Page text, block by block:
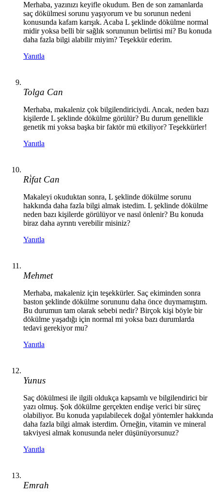
Merhaba, yazınızı keyifle okudum. Ben de son zamanlarda
saç dökülmesi sorunu yaşıyorum ve bu sorunun nedeni
konusunda kafam karışık. Acaba L şeklinde dökülme normal
midir yoksa belli bir sağlık sorununun belirtisi mi? Bu konuda
daha fazla bilgi alabilir miyim? Teşekkür ederim.
Yanıtla
Tolga Can
Merhaba, makaleniz çok bilgilendiriciydi. Ancak, neden bazı
kişilerde L şeklinde dökülme görülür? Bu durum genellikle
genetik mi yoksa başka bir faktör mü etkiliyor? Teşekkürler!
Yanıtla
Ri̇fat Can
Makaleyi okuduktan sonra, L şeklinde dökülme sorunu
hakkında daha fazla bilgi almak istedim. L şeklinde dökülme
neden bazı kişilerde görülüyor ve nasıl önlenir? Bu konuda
biraz daha ayrıntı verebilir misiniz?
Yanıtla
Mehmet
Merhaba, makaleniz için teşekkürler. Saç ekiminden sonra
baston şeklinde dökülme sorununu daha önce duymamıştım.
Bu durumun tam olarak sebebi nedir? Birçok kişi böyle bir
dökülme yaşadığı için normal mi yoksa bazı durumlarda
tedavi gerekiyor mu?
Yanıtla
Yunus
Saç dökülmesi ile ilgili oldukça kapsamlı ve bilgilendirici bir
yazı olmuş. Şok dökülme gerçekten endişe verici bir süreç
olabiliyor. Bu konuda yapılabilecek doğal yöntemler hakkında
daha fazla bilgi almak isterdim. Örneğin, vitamin ve mineral
takviyesi almak konusunda neler düşünüyorsunuz?
Yanıtla
Emrah